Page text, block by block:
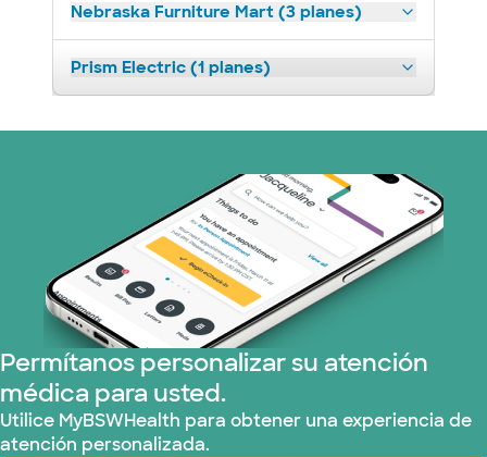
Nebraska Furniture Mart (3 planes)
Prism Electric (1 planes)
Permítanos personalizar su atención
médica para usted.
Utilice MyBSWHealth para obtener una experiencia de
atención personalizada.